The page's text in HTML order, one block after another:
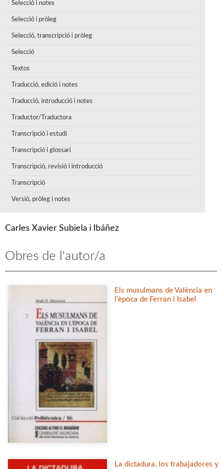
Selecció i notes
Selecció i pròleg
Selecció, transcripció i pròleg
Selecció
Textos
Traducció, edició i notes
Traducció, introducció i notes
Traductor/Traductora
Transcripció i estudi
Transcripció i glossari
Transcripció, revisió i introducció
Transcripció
Versió, pròleg i notes
Carles Xavier Subiela i Ibáñez
Obres de l'autor/a
Els musulmans de València en
l'època de Ferran i Isabel
La dictadura, los trabajadores y